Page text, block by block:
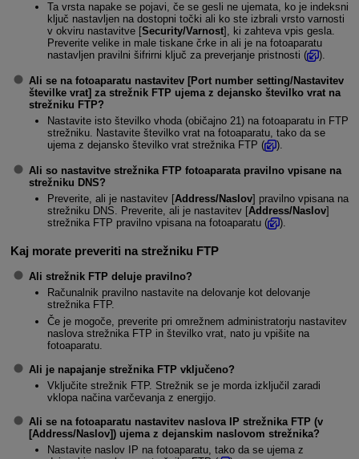
Ta vrsta napake se pojavi, če se gesli ne ujemata, ko je indeksni
ključ nastavljen na dostopni točki ali ko ste izbrali vrsto varnosti
v okviru nastavitve [Security/Varnost], ki zahteva vpis gesla.
Preverite velike in male tiskane črke in ali je na fotoaparatu
nastavljen pravilni šifrirni ključ za preverjanje pristnosti (
).
Ali se na fotoaparatu nastavitev [Port number setting/Nastavitev
številke vrat] za strežnik FTP ujema z dejansko številko vrat na
strežniku FTP?
Nastavite isto številko vhoda (običajno 21) na fotoaparatu in FTP
strežniku. Nastavite številko vrat na fotoaparatu, tako da se
ujema z dejansko številko vrat strežnika FTP (
).
Ali so nastavitve strežnika FTP fotoaparata pravilno vpisane na
strežniku DNS?
Preverite, ali je nastavitev [Address/Naslov] pravilno vpisana na
strežniku DNS. Preverite, ali je nastavitev [Address/Naslov]
strežnika FTP pravilno vpisana na fotoaparatu (
).
Kaj morate preveriti na strežniku FTP
Ali strežnik FTP deluje pravilno?
Računalnik pravilno nastavite na delovanje kot delovanje
strežnika FTP.
Če je mogoče, preverite pri omrežnem administratorju nastavitev
naslova strežnika FTP in številko vrat, nato ju vpišite na
fotoaparatu.
Ali je napajanje strežnika FTP vključeno?
Vključite strežnik FTP. Strežnik se je morda izključil zaradi
vklopa načina varčevanja z energijo.
Ali se na fotoaparatu nastavitev naslova IP strežnika FTP (v
[Address/Naslov]) ujema z dejanskim naslovom strežnika?
Nastavite naslov IP na fotoaparatu, tako da se ujema z